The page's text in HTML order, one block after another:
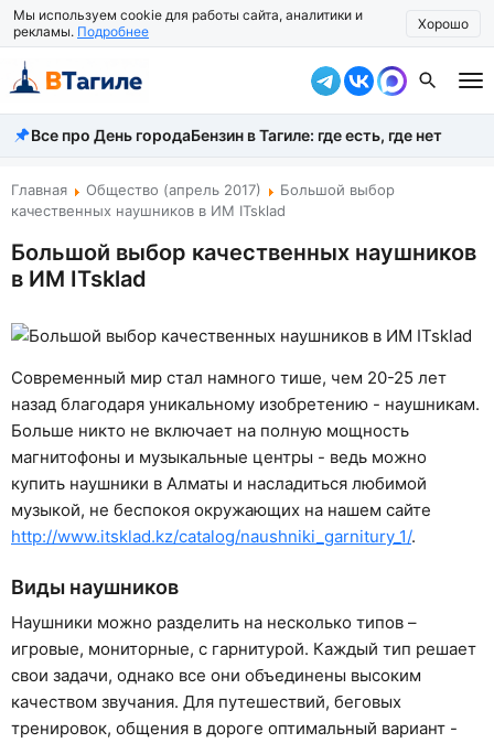
Мы используем cookie для работы сайта, аналитики и
рекламы. Подробнее Хорошо
Все новости
Происшествия
Власть
Жизнь
Общество
Рассказать новость
Все про День городаБензин в Тагиле: где есть, где нет
Главная Общество (апрель 2017)
Большой выбор
качественных наушников в ИМ ITsklad
Большой выбор качественных наушников
в ИМ ITsklad
Современный мир стал намного тише, чем 20-25 лет
назад благодаря уникальному изобретению - наушникам.
Больше никто не включает на полную мощность
магнитофоны и музыкальные центры - ведь можно
купить наушники в Алматы и насладиться любимой
музыкой, не беспокоя окружающих на нашем сайте
http://www.itsklad.kz/catalog/naushniki_garnitury_1/.
Виды наушников
Наушники можно разделить на несколько типов –
игровые, мониторные, с гарнитурой. Каждый тип решает
свои задачи, однако все они объединены высоким
качеством звучания. Для путешествий, беговых
тренировок, общения в дороге оптимальный вариант -